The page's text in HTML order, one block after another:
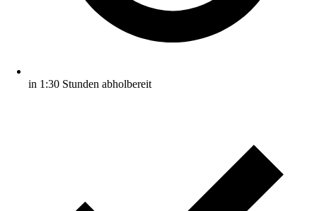
in 1:30 Stunden abholbereit